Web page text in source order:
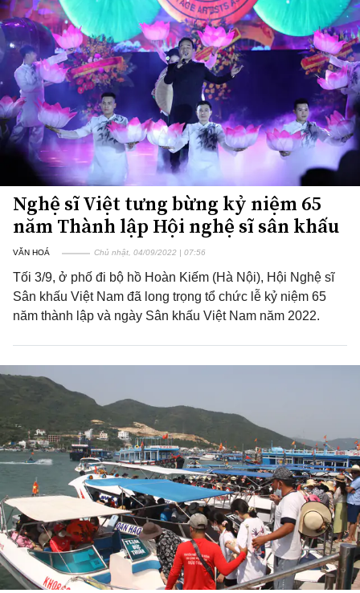
Nghệ sĩ Việt tưng bừng kỷ niệm 65
năm Thành lập Hội nghệ sĩ sân khấu
VĂN HOÁ Chủ nhật, 04/09/2022 | 07:56
Tối 3/9, ở phố đi bộ hồ Hoàn Kiếm (Hà Nội), Hội Nghệ sĩ
Sân khấu Việt Nam đã long trọng tổ chức lễ kỷ niệm 65
năm thành lập và ngày Sân khấu Việt Nam năm 2022.